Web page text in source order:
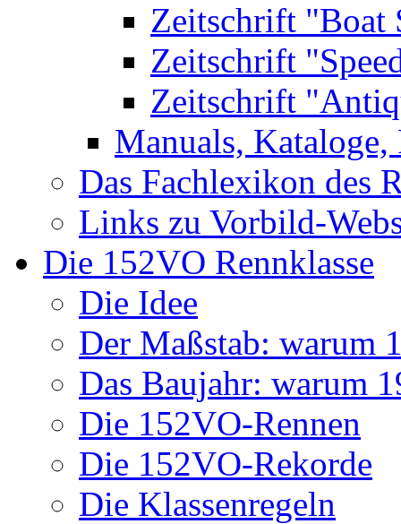
Zeitschrift "Boat
Zeitschrift
Zeitschrift
Manuals, Kataloge,
Das Fachlexikon des
Links zu Vorbild-
Die 152VO Rennklasse
Die Idee
Der Maßstab: warum
Das Baujahr: warum
Die 152VO-Rennen
Die 152VO-Rekorde
Die Klassenregeln